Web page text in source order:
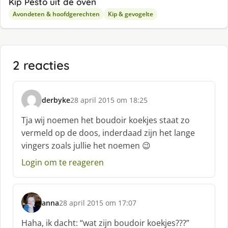
Avondeten & hoofdgerechten Kip & gevogelte
2 reacties
derbyke
s
c
h
r
e
e
:
28 april 2015 om 18:25
Tja wij noemen het boudoir koekjes staat zo
vermeld op de doos, inderdaad zijn het lange
vingers zoals jullie het noemen 😉
Login om te reageren
anna
s
c
28 april 2015 om 17:07
Haha, ik dacht: “wat zijn boudoir koekjes???”